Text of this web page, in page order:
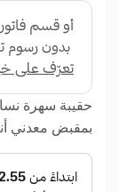
حقيبة سهرة
بمقبض معدني